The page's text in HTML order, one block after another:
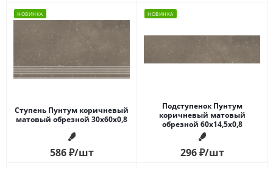
НОВИНКА
Ступень Пунтум коричневый
матовый обрезной 30x60x0,8
586₽/шт
НОВИНКА
Подступенок Пунтум
коричневый матовый
обрезной 60x14,5x0,8
296₽/шт